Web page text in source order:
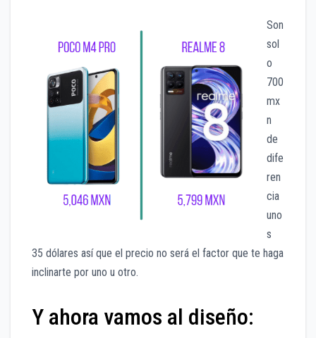
Son
sol
o
700
mx
n
de
dife
ren
cia
uno
s
35 dólares así que el precio no será el factor que te haga
inclinarte por uno u otro.
Y ahora vamos al diseño: